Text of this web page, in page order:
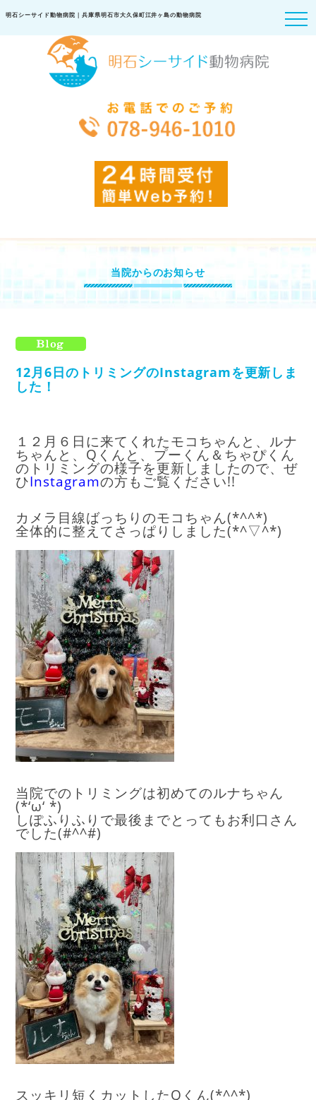
明石シーサイド動物病院｜兵庫県明石市大久保町江井ヶ島の動物病院
当院からのお知らせ
12月6日のトリミングのInstagramを更新しま
した！
１２月６日に来てくれたモコちゃんと、ルナ
ちゃんと、Qくんと、プーくん＆ちゃぴくん
のトリミングの様子を更新しましたので、ぜ
ひInstagramの方もご覧ください!!
カメラ目線ばっちりのモコちゃん(*^^*)
全体的に整えてさっぱりしました(*^▽^*)
当院でのトリミングは初めてのルナちゃん
(*‘ω‘ *)
しぽふりふりで最後までとってもお利口さん
でした(#^^#)
スッキリ短くカットしたQくん(*^^*)